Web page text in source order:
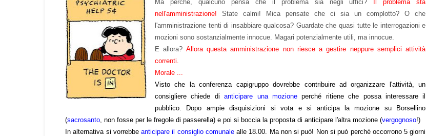
Ma perché, qualcuno pensa che il problema sia negli uffici?
l problema sta
nell'amministrazione! State calmi! Mica pensate che ci sia un complotto? O che
l'amministrazione tenti di insabbiare qualcosa? Guardate che quasi tutte le interrogazioni e
mozioni sono sostanzialmente innocue. Magari potenzialmente utili, ma innocue.
E allora? Allora questa amministrazione non riesce a gestire neppure semplici attività
correnti.
Morale ...
Visto che la conferenza capigruppo dovrebbe contribuire ad organizzare l'attività, un
consigliere chiede dianticipare una mozioneperché ritiene che possa interessare il
pubblico. Dopo ampie disquisizioni si vota e si anticipa la mozione su Borsellino
(sacrosanto, non fosse per le fregole di passerella) e poi si boccia la proposta di anticipare l'altra mozione (vergognoso!)
In alternativa si vorrebbeanticipare il consiglio comunalealle 18.00. Ma non si può! Non si può perché occorrono 5 giorni